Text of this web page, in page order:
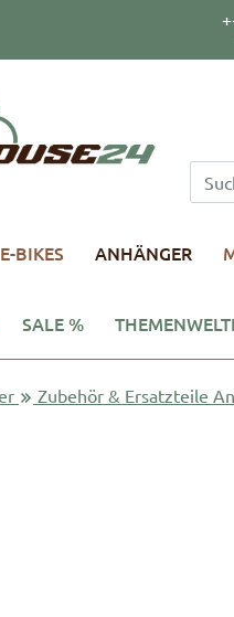
E-BIKES ANHÄNGER
SALE %
Zubehör & Ersatzteile